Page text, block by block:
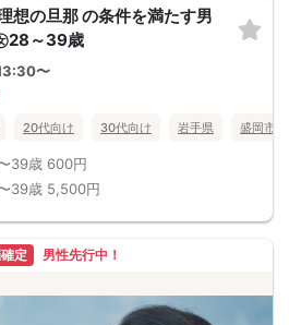
想の旦那 の条件を満たす男
28～39歳
〜
20代向け 30代向け 岩手県 盛岡市
39歳 600円
39歳 5,500円
定 男性先行中！